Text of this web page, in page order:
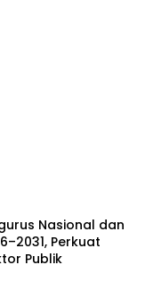
Nasional dan
Perkuat
Publik